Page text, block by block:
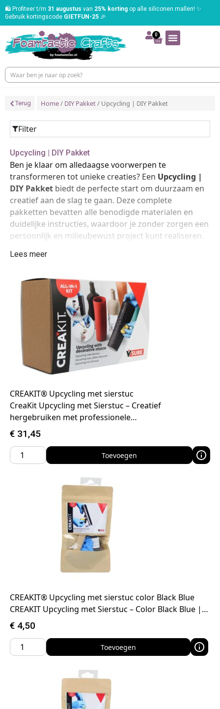
🛍️ Profiteer t/m 31 augustus van 25% korting op alle siliconen mallen! ✨
Gebruik kortingscode GIETFUN-25 🎉
0
Terug Home/ DIY Pakket/ Upcycling | DIY Pakket
Filter
Upcycling | DIY Pakket
Ben je klaar om alledaagse voorwerpen te
transformeren tot unieke creaties? Een Upcycling |
DIY Pakket biedt de perfecte start om duurzaam en
creatief aan de slag te gaan. Deze complete
pakketten bevatten alle benodigde materialen en
duidelijke instructies, waardoor je zonder zorgen een
persoonlijk en milieubewust project kunt realiseren.
Lees meer
CREAKIT® Upcycling met sierstuc
CreaKit Upcycling met Sierstuc – Creatief
hergebruiken met professionele…
€ 31,45
Toevoegen
CREAKIT® Upcycling met sierstuc color Black Blue
CREAKIT Upcycling met Sierstuc – Color Black Blue |…
€ 4,50
Toevoegen